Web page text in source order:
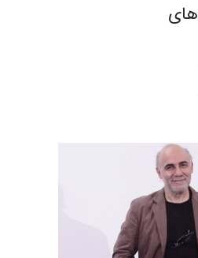
کاریکاتوریست‎‌‎های